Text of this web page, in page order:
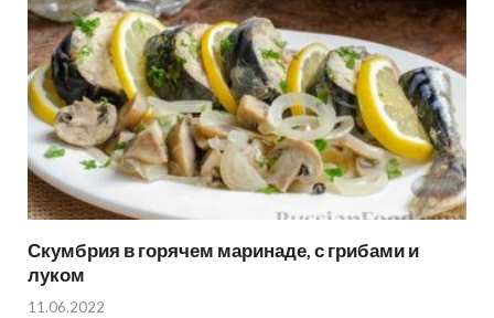
Скумбрия в горячем маринаде, с грибами и
луком
11.06.2022